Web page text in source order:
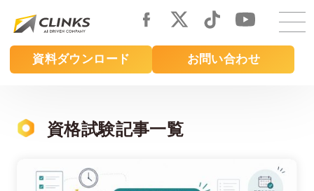
main
content
資料ダウンロード お問い合わせ
資格試験記事一覧